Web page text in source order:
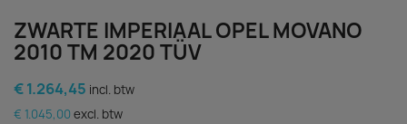
ZWARTE IMPERIAAL OPEL MOVANO
2010 TM 2020 TÜV
€ 1.264,45 incl. btw
€ 1.045,00 excl. btw